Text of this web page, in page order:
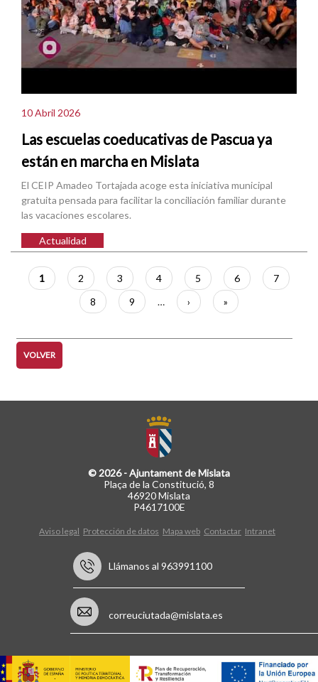
10 Abril 2026
Las escuelas coeducativas de Pascua ya
están en marcha en Mislata
El CEIP Amadeo Tortajada acoge esta iniciativa municipal
gratuita pensada para facilitar la conciliación familiar durante
las vacaciones escolares.
Actualidad
Paginación
Página
actual
1 Página
2 Página
3 Página
4 Página
5 Página
6 Página
7
Página
8 Página
9 …
Siguiente
página
›
Última
página
»
VOLVER
© 2026 - Ajuntament de Mislata
Plaça de la Constitució, 8
46920 Mislata
P4617100E
Aviso legal Protección de datos Mapa web Contactar Intranet
Llámanos al 963991100
correuciutada@mislata.es